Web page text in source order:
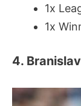
1x
1x
4.